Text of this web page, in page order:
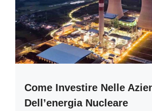
Come Investire Nelle
Dell’energia Nucleare